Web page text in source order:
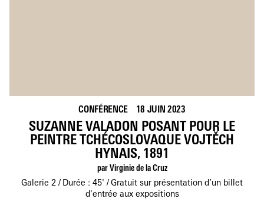
CONFÉRENCE 18 JUIN 2023
SUZANNE VALADON POSANT POUR LE
PEINTRE TCHÉCOSLOVAQUE VOJTĚCH
HYNAIS, 1891
par Virginie de la Cruz
Galerie 2
Durée : 45'
Gratuit sur présentation d’un billet
d'entrée aux expositions